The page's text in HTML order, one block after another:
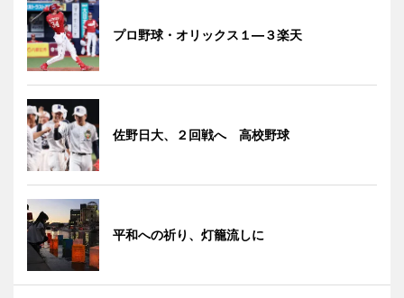
プロ野球・オリックス１―３楽天
佐野日大、２回戦へ 高校野球
平和への祈り、灯籠流しに